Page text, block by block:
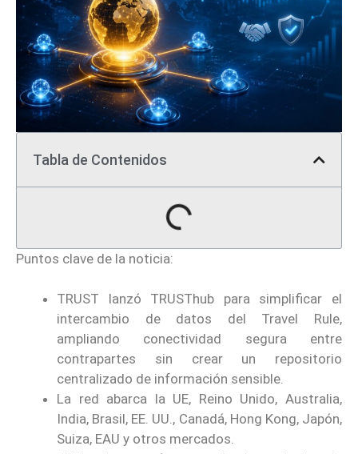
Tabla de Contenidos
Puntos clave de la noticia:
TRUST lanzó TRUSThub para simplificar el
intercambio de datos del Travel Rule,
ampliando conectividad segura entre
contrapartes sin crear un repositorio
centralizado de información sensible.
La red abarca la UE, Reino Unido, Australia,
India, Brasil, EE. UU., Canadá, Hong Kong, Japón,
Suiza, EAU y otros mercados.